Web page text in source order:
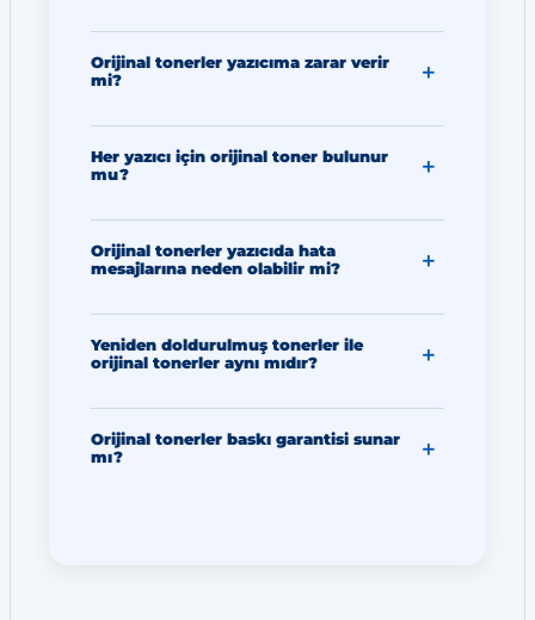
Orijinal tonerler yazıcıma zarar verir
mi?
Her yazıcı için orijinal toner bulunur
mu?
Orijinal tonerler yazıcıda hata
mesajlarına neden olabilir mi?
Yeniden doldurulmuş tonerler ile
orijinal tonerler aynı mıdır?
Orijinal tonerler baskı garantisi sunar
mı?